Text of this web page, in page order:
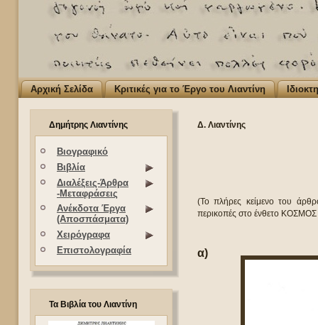
Αρχική Σελίδα Κριτικές για το Έργο του Λιαντίνη
Δημήτρης Λιαντίνης
Βιογραφικό
Βιβλία
Διαλέξεις-Άρθρα
-Μεταφράσεις
Ανέκδοτα Έργα
(Αποσπάσματα)
Χειρόγραφα
Επιστολογραφία
Τα Βιβλία του Λιαντίνη
Δ. Λιαντίνης
(Το πλήρες κείμενο του
περικοπές στο ένθετο
α)